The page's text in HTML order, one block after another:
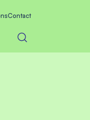
Contact